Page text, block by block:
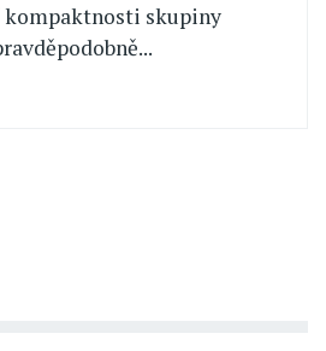
kompaktnosti skupiny